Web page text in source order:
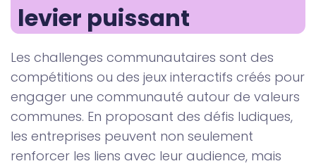
levier puissant
Les challenges communautaires sont des
compétitions ou des jeux interactifs créés pour
engager une communauté autour de valeurs
communes. En proposant des défis ludiques,
les entreprises peuvent non seulement
renforcer les liens avec leur audience, mais